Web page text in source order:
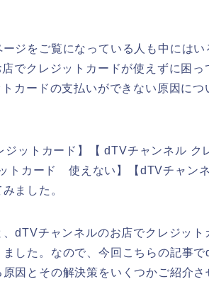
ジをご覧になっている人も中にはい
でクレジットカードが使えずに困っ
カードの支払いができない原因につ
ットカード】【 dTVチャンネル ク
トカード 使えない】【dTVチャンネ
ました。
dTVチャンネルのお店でクレジット
した。なので、今回こちらの記事
因とその解決策をいくつかご紹介さ